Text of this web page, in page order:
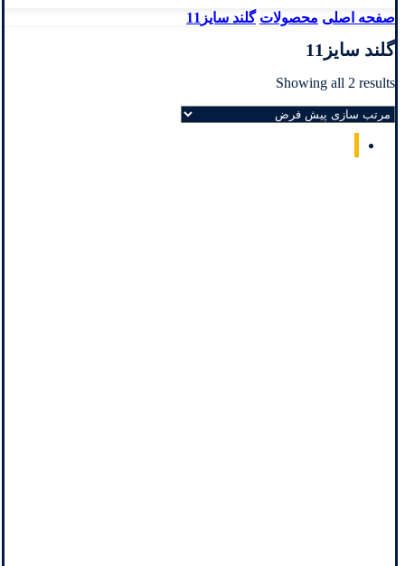
صفحه اصلی محصولات گلند سایز11
گلند سایز11
Showing all 2 results